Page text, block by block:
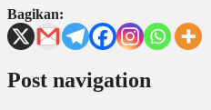
Bagikan:
Post navigation